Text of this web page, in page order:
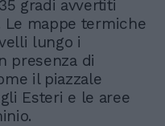
gradi avvertiti
Le mappe termiche
lungo i
presenza di
il piazzale
Esteri e le aree